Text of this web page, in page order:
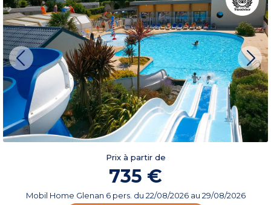
Prix à partir de
735 €
Mobil Home Glenan 6 pers. du 22/08/2026au 29/08/2026